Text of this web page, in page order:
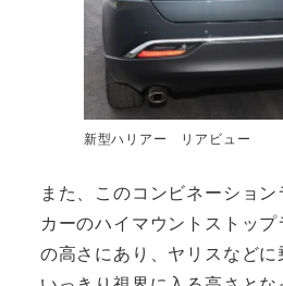
新型ハリアー リアビュー
また、このコンビネーショ
カーのハイマウントストッ
の高さにあり、ヤリスなど